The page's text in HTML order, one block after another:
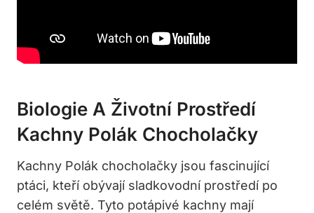
Biologie A Životní Prostředí
Kachny Polák Chocholačky
Kachny Polák chocholačky jsou fascinující
ptáci, kteří obývají sladkovodní prostředí po
celém světě. Tyto potápivé kachny mají